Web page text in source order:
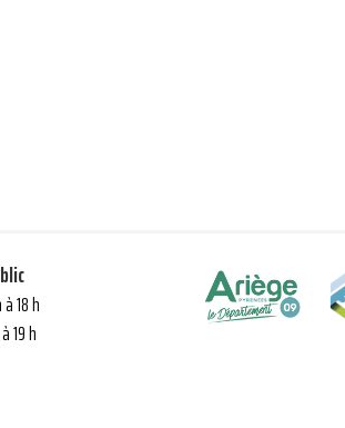
18 h
19 h